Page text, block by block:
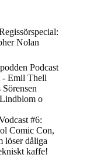
Nolan
#6:
Comic Con,
löser dåliga
kaffe!